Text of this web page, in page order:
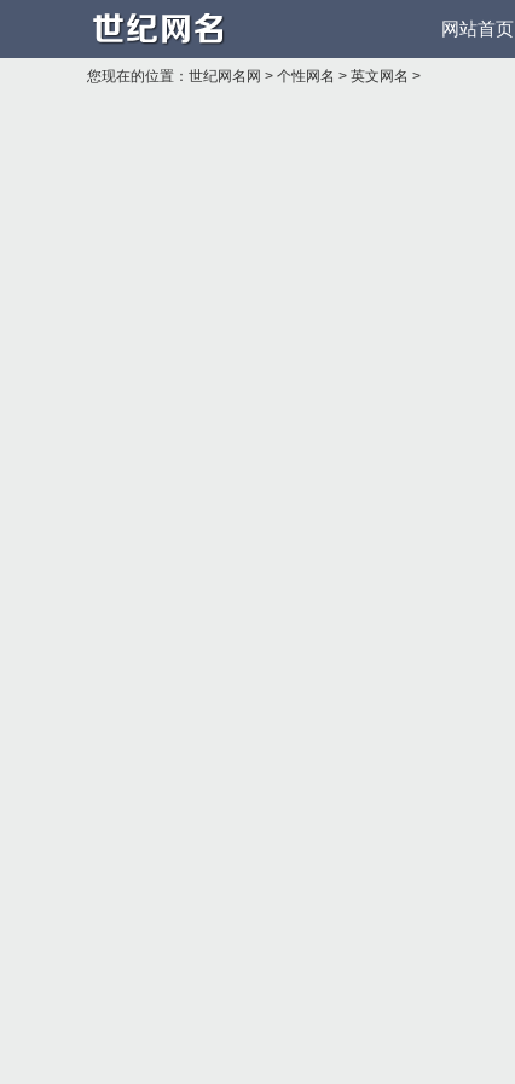
网站首页
您现在的位置： 世纪网名网 > 个性网名 > 英文网名 >